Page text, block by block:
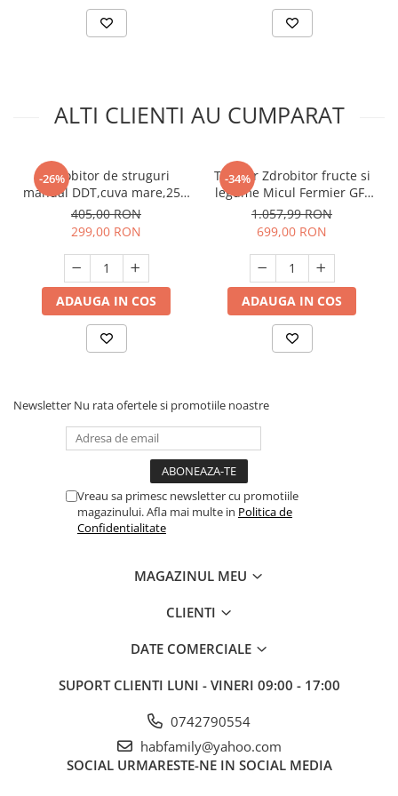
ALTI CLIENTI AU CUMPARAT
-26%
Zdrobitor de struguri
manual DDT,cuva mare,25L,
350 kg/h, tamburi
poliamida,model 2020
405,00 RON
299,00 RON
ADAUGA IN COS
-34%
Tocator Zdrobitor fructe si
legume Micul Fermier GF-
1707, 180Kg/ora, 750W
1.057,99 RON
699,00 RON
ADAUGA IN COS
Newsletter Nu rata ofertele si promotiile noastre
Vreau sa primesc newsletter cu promotiile
magazinului. Afla mai multe in Politica de
Confidentialitate
MAGAZINUL MEU
CLIENTI
DATE COMERCIALE
SUPORT CLIENTI LUNI - VINERI 09:00 - 17:00
0742790554
habfamily@yahoo.com
SOCIAL URMARESTE-NE IN SOCIAL MEDIA